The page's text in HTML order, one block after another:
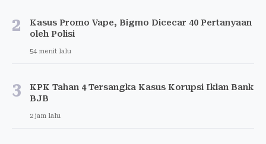
2
Kasus Promo Vape, Bigmo Dicecar 40 Pertanyaan
oleh Polisi
54 menit lalu
3
KPK Tahan 4 Tersangka Kasus Korupsi Iklan Bank
BJB
2 jam lalu